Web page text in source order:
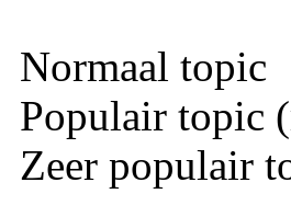
Normaal topic
Populair topic
Zeer populair